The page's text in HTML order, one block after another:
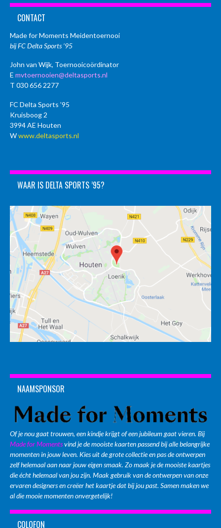
CONTACT
Made for Moments Meidentoernooi
bij FC Delta Sports ’95
John van Wijk, Toernooicoördinator
E mvtoernooien@deltasports.nl
T 030 656 2277
FC Delta Sports ’95
Kruisboog 2
3994 AE Houten
Wwww.deltasports.nl
WAAR IS DELTA SPORTS ’95?
NAAMSPONSOR
Of je nou gaat trouwen, een kindje krijgt of een jubileum gaat vieren. Bij
Made for Momentsvind je de mooiste kaarten passend bij alle belangrijke
momenten in jouw leven. Kies uit de grote collectie en pas de ontwerpen
zelf helemaal aan naar jouw eigen smaak. Zo maak je de mooiste kaartjes
die écht helemaal van jou zijn. Maak gebruik van de ontwerpen van onze
ervaren designers en creëer het kaartje dat bij jou past. Samen maken we
al die mooie momenten onvergetelijk!
COLOFON